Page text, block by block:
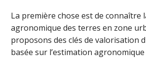
La première chose est de connaître
agronomique des terres en zone
proposons des clés de valorisation
basée sur l’estimation